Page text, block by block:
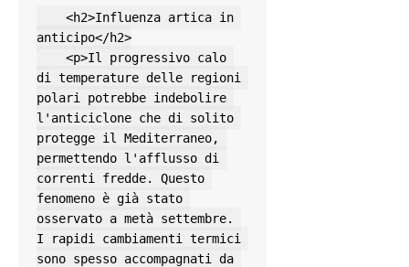
anticipo</h2>
di temperature delle regioni
polari potrebbe indebolire
l'anticiclone che di solito
protegge il Mediterraneo,
permettendo l'afflusso di
correnti fredde. Questo
fenomeno è già stato
osservato a metà settembre.
I rapidi cambiamenti termici
sono spesso accompagnati da